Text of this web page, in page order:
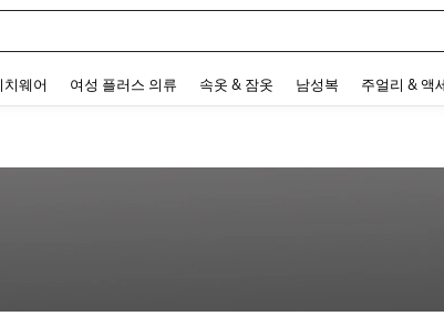
치웨어 여성 플러스 의류 속옷 & 잠옷 남성복 주얼리 & 액